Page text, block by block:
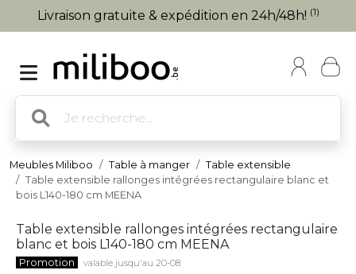
Livraison gratuite & expédition en 24h/48h! (1)
Meubles Miliboo Table à manger
Table extensible
Table extensible rallonges intégrées rectangulaire blanc et
bois L140-180 cm MEENA
Table extensible rallonges intégrées rectangulaire
blanc et bois L140-180 cm MEENA
Promotion valable jusqu'au 20-08